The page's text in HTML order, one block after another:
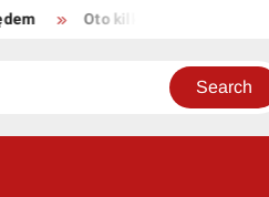
Oto kilka propozycji